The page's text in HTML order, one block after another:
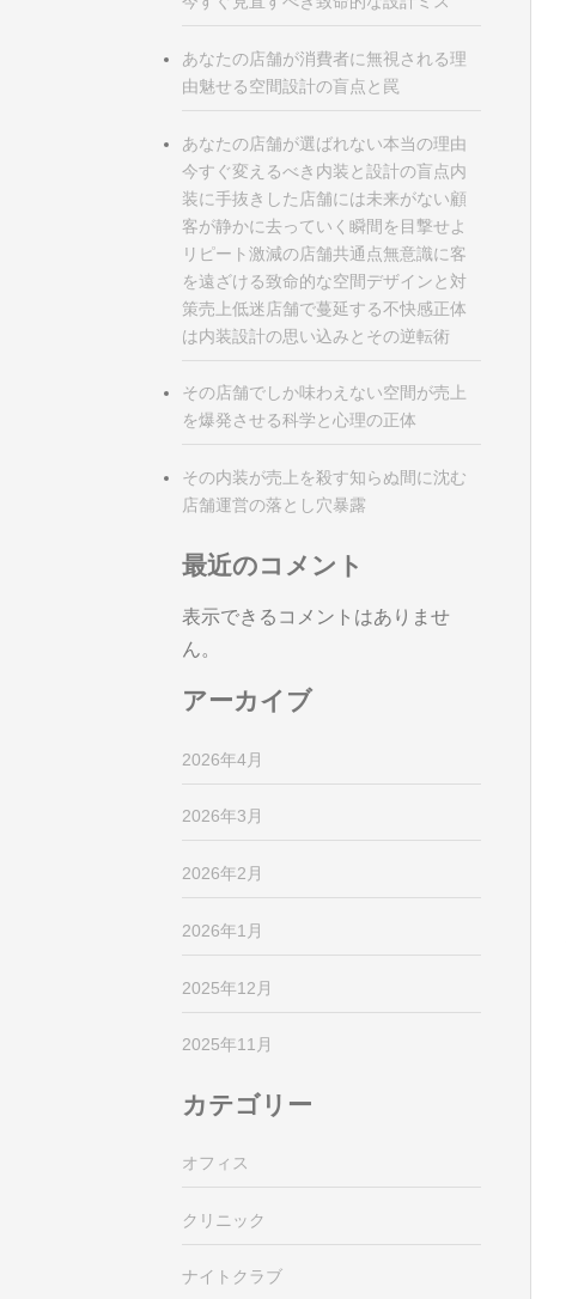
あなたの店舗が消費者に無視される理
由魅せる空間設計の盲点と罠
あなたの店舗が選ばれない本当の理由
今すぐ変えるべき内装と設計の盲点内
装に手抜きした店舗には未来がない顧
客が静かに去っていく瞬間を目撃せよ
リピート激減の店舗共通点無意識に客
を遠ざける致命的な空間デザインと対
策売上低迷店舗で蔓延する不快感正体
は内装設計の思い込みとその逆転術
その店舗でしか味わえない空間が売上
を爆発させる科学と心理の正体
その内装が売上を殺す知らぬ間に沈む
店舗運営の落とし穴暴露
最近のコメント
表示できるコメントはありませ
ん。
アーカイブ
2026年4月
2026年3月
2026年2月
2026年1月
2025年12月
2025年11月
カテゴリー
オフィス
クリニック
ナイトクラブ